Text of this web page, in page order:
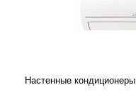
Настенные кондиционеры